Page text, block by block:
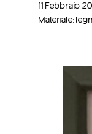
11 Febbraio
Materiale: